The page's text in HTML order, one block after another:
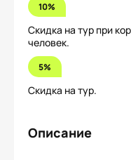
10%
Скидка на тур при
человек.
5%
Скидка на тур.
Описание